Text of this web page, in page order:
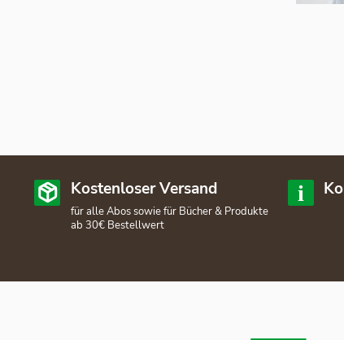
Kostenloser Versand
für alle Abos sowie für Bücher & Produkte
ab 30€ Bestellwert